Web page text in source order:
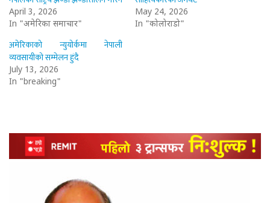
April 3, 2026
In "अमेरिका समाचार"
May 24, 2026
In "कोलोराडो"
अमेरिकाको न्युयोर्कमा नेपाली
व्यवसायीको सम्मेलन हुंदै
July 13, 2026
In "breaking"